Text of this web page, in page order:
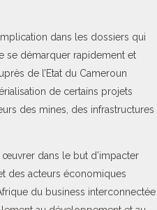
dans les dossiers qui
se démarquer rapidement et
de l’Etat du Cameroun
de certains projets
des mines, des infrastructures
dans le but d’impacter
des acteurs économiques
du business interconnectée